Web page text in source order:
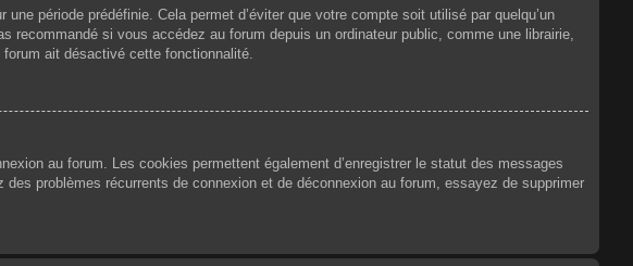
période prédéfinie. Cela permet d’éviter que votre compte soit utilisé par quelqu’un
recommandé si vous accédez au forum depuis un ordinateur public, comme une librairie,
ait désactivé cette fonctionnalité.
au forum. Les cookies permettent également d’enregistrer le statut des messages
problèmes récurrents de connexion et de déconnexion au forum, essayez de supprimer